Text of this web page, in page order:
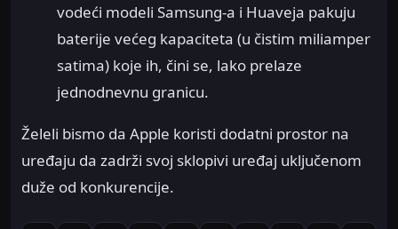
vodeći modeli Samsung-a i Huaveja pakuju
baterije većeg kapaciteta (u čistim miliamper
satima) koje ih, čini se, lako prelaze
jednodnevnu granicu.
Želeli bismo da Apple koristi dodatni prostor na
uređaju da zadrži svoj sklopivi uređaj uključenom
duže od konkurencije.